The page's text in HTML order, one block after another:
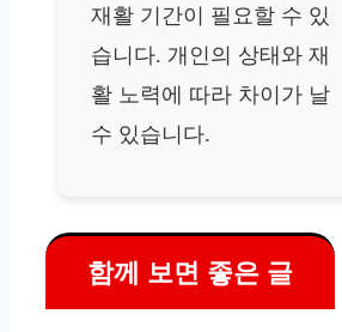
재활 기간이 필요할 수 있
습니다. 개인의 상태와 재
활 노력에 따라 차이가 날
수 있습니다.
함께 보면 좋은 글